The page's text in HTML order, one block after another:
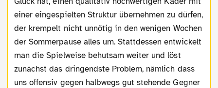
einer eingespielten Struktur übernehmen zu dürfen,
der krempelt nicht unnötig in den wenigen Wochen
der Sommerpause alles um. Stattdessen entwickelt
man die Spielweise behutsam weiter und löst
zunächst das dringendste Problem, nämlich dass
uns offensiv gegen halbwegs gut stehende Gegner